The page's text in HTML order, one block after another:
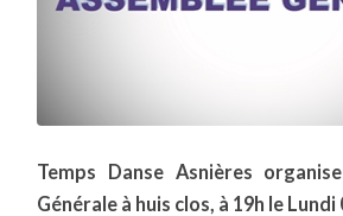
Temps Danse Asnières
Générale à huis clos, à 19h le Lundi